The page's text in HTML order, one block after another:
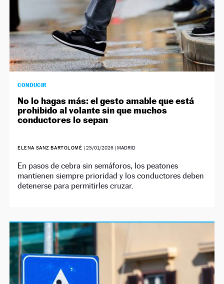
CONDUCIR
No lo hagas más: el gesto amable que está
prohibido al volante sin que muchos
conductores lo sepan
ELENA SANZ BARTOLOMÉ | 25/01/2026| MADRID
En pasos de cebra sin semáforos, los peatones
mantienen siempre prioridad y los conductores deben
detenerse para permitirles cruzar.